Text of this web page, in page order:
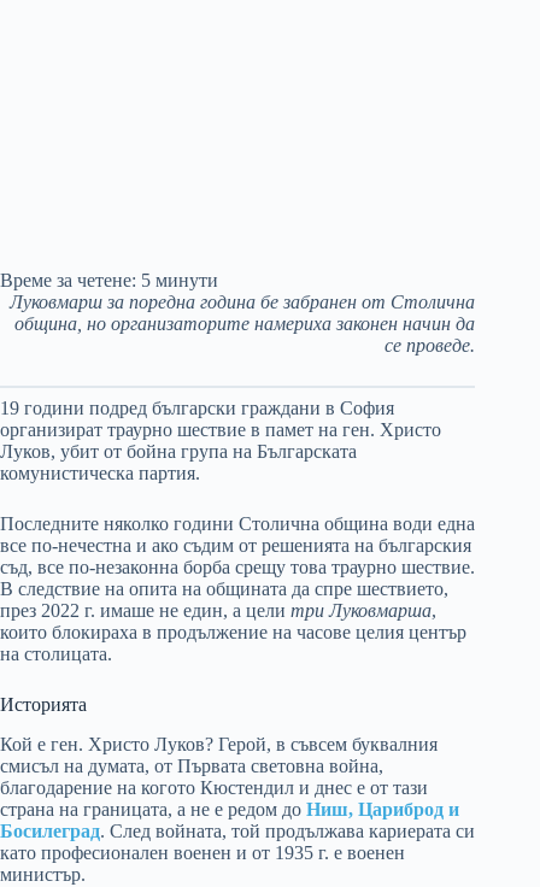
Време за четене: 5 минути
Луковмарш за поредна година бе забранен от Столична
община, но организаторите намериха законен начин да
се проведе.
19 години подред български граждани в София
организират траурно шествие в памет на ген. Христо
Луков, убит от бойна група на Българската
комунистическа партия.
Последните няколко години Столична община води една
все по-нечестна и ако съдим от решенията на българския
съд, все по-незаконна борба срещу това траурно шествие.
В следствие на опита на общината да спре шествието,
през 2022 г. имаше не един, а цели три Луковмарша,
които блокираха в продължение на часове целия център
на столицата.
Историята
Кой е ген. Христо Луков? Герой, в съвсем буквалния
смисъл на думата, от Първата световна война,
благодарение на когото Кюстендил и днес е от тази
страна на границата, а не е редом до Ниш, Цариброд и
Босилеград. След войната, той продължава кариерата си
като професионален военен и от 1935 г. е военен
министър.